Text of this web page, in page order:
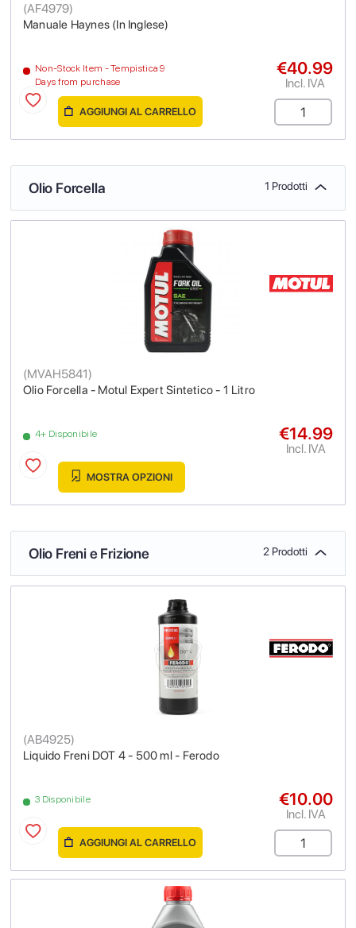
Manuale Haynes (In Inglese)
(AF4979)
Non-Stock Item - Tempistica 9
Days from purchase
€40.99
Incl. IVA
AGGIUNGI AL CARRELLO
Olio Forcella 1 Prodotti
Olio Forcella - Motul Expert Sintetico - 1 Litro
(MVAH5841)
4+ Disponibile €14.99
Incl. IVA
MOSTRA OPZIONI
Olio Freni e Frizione 2 Prodotti
Liquido Freni DOT 4 - 500 ml - Ferodo
(AB4925)
3 Disponibile €10.00
Incl. IVA
AGGIUNGI AL CARRELLO